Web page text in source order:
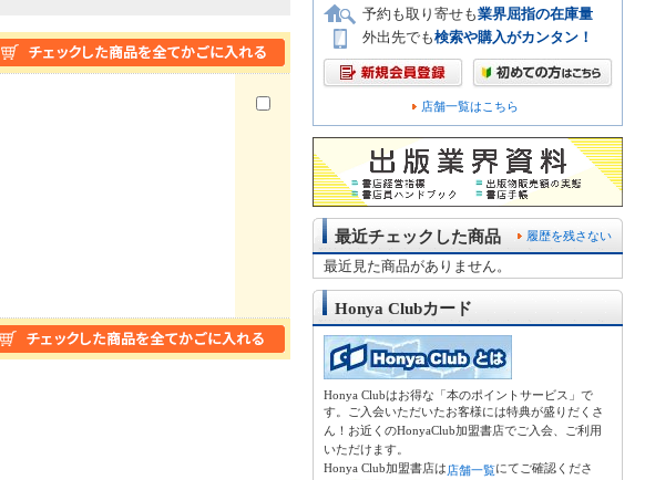
予約も取り寄せも業界屈指の在庫量
外出先でも検索や購入がカンタン！
店舗一覧はこちら
履歴を残さない
最近チェックした商品
最近見た商品がありません。
Honya Clubカード
Honya Clubはお得な「本のポイントサービス」で
す。ご入会いただいたお客様には特典が盛りだくさ
ん！お近くのHonyaClub加盟書店でご入会、ご利用
いただけます。
Honya Club加盟書店は店舗一覧にてご確認くださ